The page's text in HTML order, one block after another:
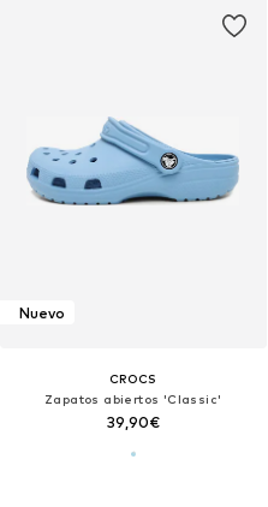
Nuevo
CROCS
Zapatos abiertos 'Classic'
39,90€